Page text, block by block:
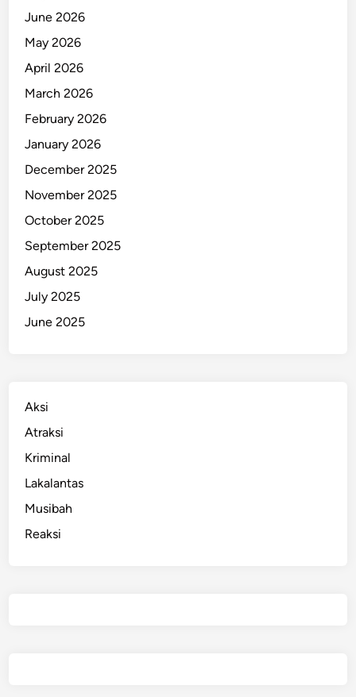
June 2026
May 2026
April 2026
March 2026
February 2026
January 2026
December 2025
November 2025
October 2025
September 2025
August 2025
July 2025
June 2025
Aksi
Atraksi
Kriminal
Lakalantas
Musibah
Reaksi